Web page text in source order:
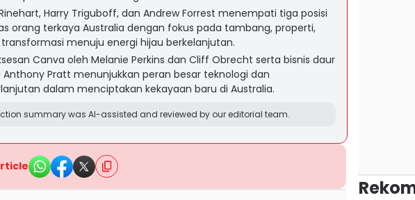
Harry Triguboff, dan Andrew Forrest menempati tiga posisi
orang terkaya Australia dengan fokus pada tambang, properti,
menuju energi hijau berkelanjutan.
Canva oleh Melanie Perkins dan Cliff Obrecht serta bisnis daur
Anthony Pratt menunjukkan peran besar teknologi dan
dalam menciptakan kekayaan baru di Australia.
summary was AI-assisted and reviewed by our editorial team.